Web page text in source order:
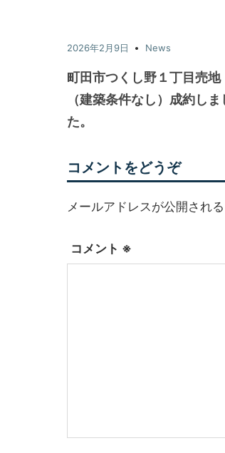
2026年2月9日 News
町田市つくし野１丁目売地
（建築条件なし）成約しま
た。
コメントをどうぞ
メールアドレスが公開され
コメント ※